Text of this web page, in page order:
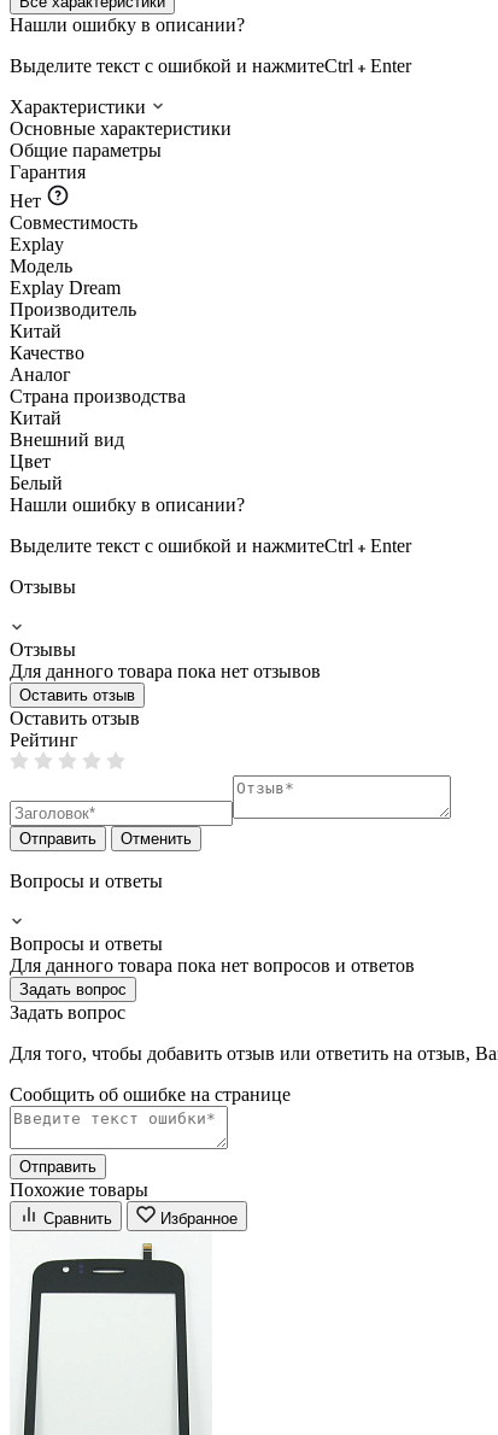
Нашли ошибку в описании?
Выделите текст с ошибкой и нажмитеCtrl
Enter
Характеристики
Основные характеристики
Общие параметры
Гарантия
Нет
Совместимость
Explay
Модель
Explay Dream
Производитель
Китай
Качество
Аналог
Страна производства
Китай
Внешний вид
Цвет
Белый
Нашли ошибку в описании?
Выделите текст с ошибкой и нажмитеCtrl
Enter
Отзывы
Отзывы
Для данного товара пока нет отзывов
Оставить отзыв
Оставить отзыв
Рейтинг
Отправить Отменить
Вопросы и ответы
Вопросы и ответы
Для данного товара пока нет вопросов и ответов
Задать вопрос
Задать вопрос
Для того, чтобы добавить отзыв или ответить на отзыв,
Сообщить об ошибке на страницe
Отправить
Похожие товары
Сравнить Избранное